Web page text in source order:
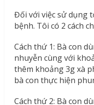
Đối với việc sử dụng
bệnh. Tôi có 2 cách
Cách thứ 1: Bà con
nhuyễn cùng với
thêm khoảng 3g xà
bà con thực hiện
Cách thứ 2: Bà con